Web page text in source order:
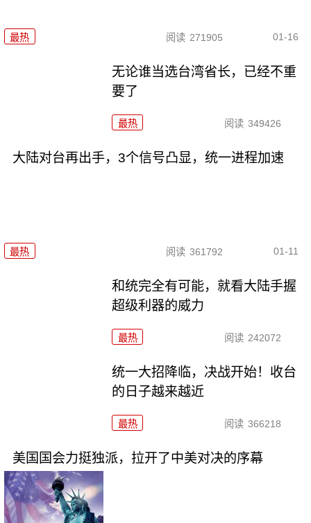
最热 阅读 271905 01-16
无论谁当选台湾省长，已经不重
要了
最热 阅读 349426
大陆对台再出手，3个信号凸显，统一进程加速
最热 阅读 361792 01-11
和统完全有可能，就看大陆手握
超级利器的威力
最热 阅读 242072
统一大招降临，决战开始！收台
的日子越来越近
最热 阅读 366218
美国国会力挺独派，拉开了中美对决的序幕